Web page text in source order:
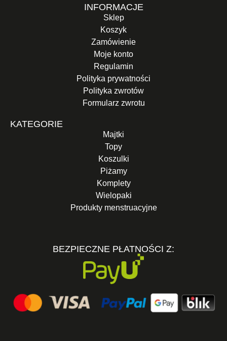
INFORMACJE
Sklep
Koszyk
Zamówienie
Moje konto
Regulamin
Polityka prywatności
Polityka zwrotów
Formularz zwrotu
KATEGORIE
Majtki
Topy
Koszulki
Piżamy
Komplety
Wielopaki
Produkty menstruacyjne
BEZPIECZNE PŁATNOŚCI Z: